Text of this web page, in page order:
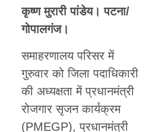
कृष्ण मुरारी पांडेय। पटना/
गोपालगंज।
समाहरणालय परिसर में
गुरुवार को जिला पदाधिकारी
की अध्यक्षता में प्रधानमंत्री
रोजगार सृजन कार्यक्रम
(PMEGP), प्रधानमंत्री